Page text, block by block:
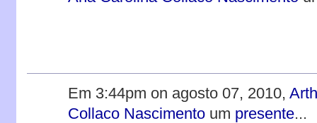
Em 3:44pm on agosto 07, 2010,
Collaco Nascimentoum presente...